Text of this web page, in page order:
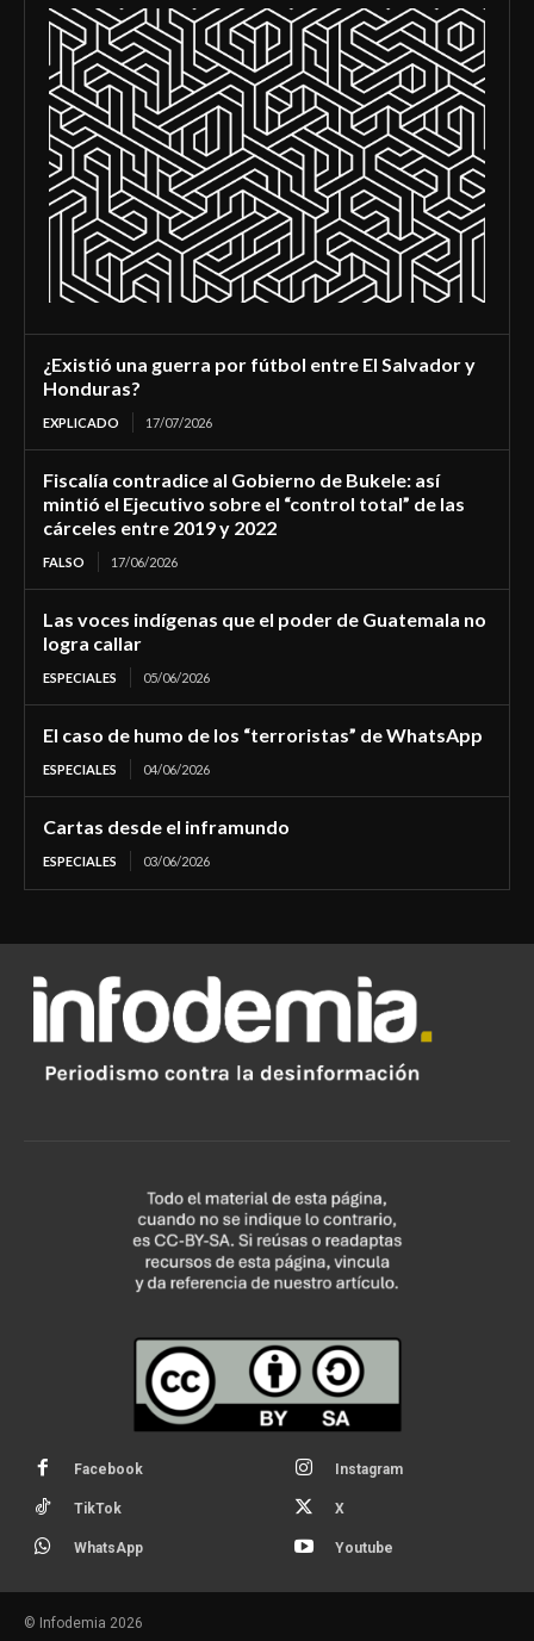
¿Existió una guerra por fútbol entre El Salvador y
Honduras?
EXPLICADO 17/07/2026
Fiscalía contradice al Gobierno de Bukele: así
mintió el Ejecutivo sobre el “control total” de las
cárceles entre 2019 y 2022
FALSO 17/06/2026
Las voces indígenas que el poder de Guatemala no
logra callar
ESPECIALES 05/06/2026
El caso de humo de los “terroristas” de WhatsApp
ESPECIALES 04/06/2026
Cartas desde el inframundo
ESPECIALES 03/06/2026
Facebook Instagram
TikTok X
WhatsApp Youtube
© Infodemia 2026